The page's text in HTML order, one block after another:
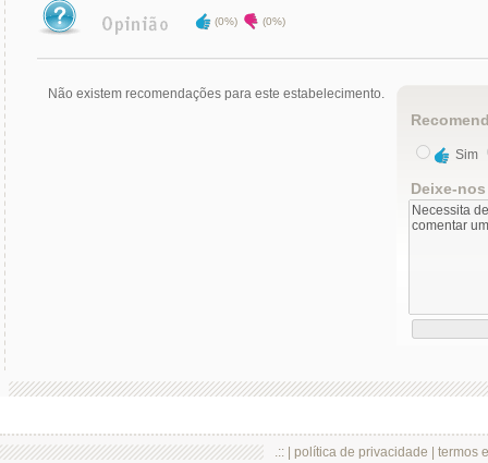
(0%) (0%)
Não existem recomendações para este estabelecimento.
Sim
Deixe-
.:: | política de privacidade termos